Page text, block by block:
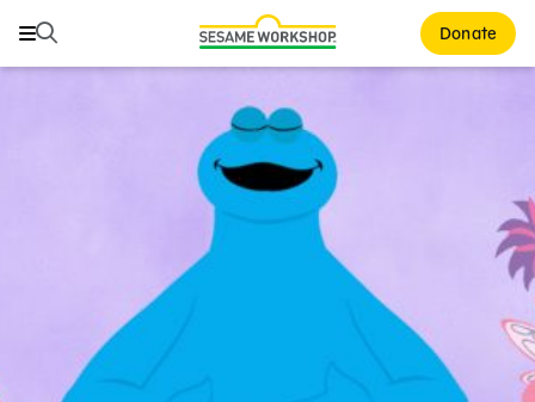
Buscar Donate
Buscar
Healthy Minds and Bodies
Courses and Webinars
Games and Storybooks
Our Work